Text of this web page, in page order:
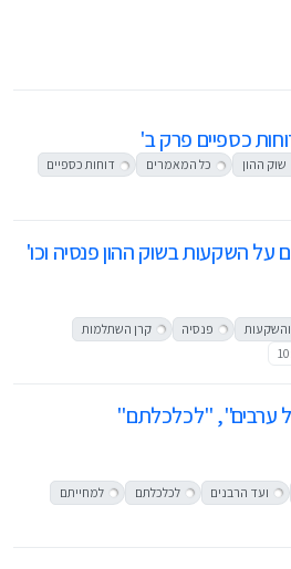
כספיים פרק ב'
שוק ההון כל המאמרים
דוחות כספיים
על השקעות בשוק ההון פנסיה וכו'
פנסיה
קרן השתלמות
ערבים", "לכלכלתם"
ועד הרבנים לכלכלתם
למחייתם